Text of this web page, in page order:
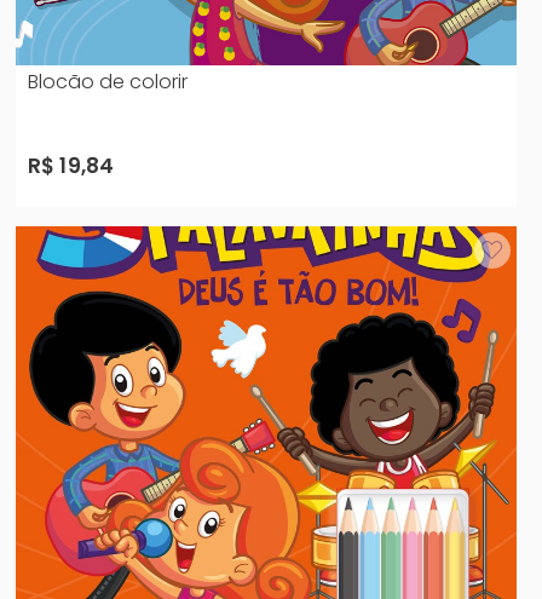
Blocão de colorir
R$ 19,84